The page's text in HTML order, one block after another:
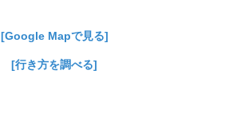
[Google Mapで見る]
[行き方を調べる]